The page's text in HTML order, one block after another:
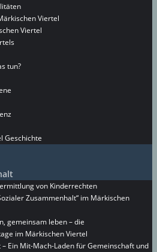
Viertel
Viertel
tun?
Geschichte
von Kinderrechten
Zusammenhalt“ im Märkischen
gemeinsam leben – die
im Märkischen Viertel
– Ein Mit-Mach-Laden für Gemeinschaft und